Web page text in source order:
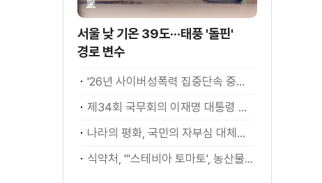
서울 낮 기온 39도···태풍 '돌핀'
경로 변수
'26년 사이버성폭력 집중단속 중간성과 발표···향후 추진계획은?
제34회 국무회의 이재명 대통령 모두발언
나라의 평화, 국민의 자부심 대체불가 대한민국 이재명 대통령 모두말씀
식약처, "'스테비아 토마토', 농산물 아닌 가공식품"